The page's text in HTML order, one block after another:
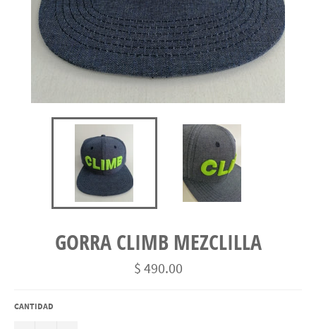
GORRA CLIMB MEZCLILLA
Precio
habitual
$ 490.00
CANTIDAD